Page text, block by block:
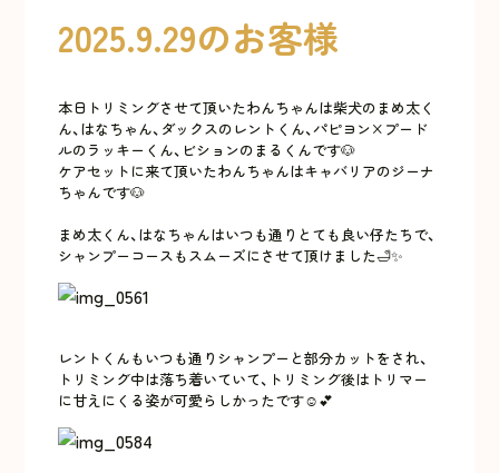
2025.9.29のお客様
本日トリミングさせて頂いたわんちゃんは柴犬のまめ太く
ん、はなちゃん、ダックスのレントくん、パピヨン×プード
ルのラッキーくん、ビションのまるくんです🐶
ケアセットに来て頂いたわんちゃんはキャバリアのジーナ
ちゃんです🐶
まめ太くん、はなちゃんはいつも通りとても良い仔たちで、
シャンプーコースもスムーズにさせて頂けました🛁✨
レントくんもいつも通りシャンプーと部分カットをされ、
トリミング中は落ち着いていて、トリミング後はトリマー
に甘えにくる姿が可愛らしかったです☺️💕